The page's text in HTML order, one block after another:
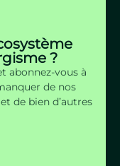
?
abonnez-vous à
de nos
de bien d’autres